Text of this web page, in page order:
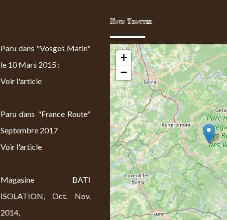
Paru dans "Vosges Matin"
le 10 Mars 2015 :
Voir l'article
Paru dans "France Route"
Septembre 2017
Voir l'article
Magasine BATI
ISOLATION, Oct. Nov.
2014,
Nous Trouver
+
−